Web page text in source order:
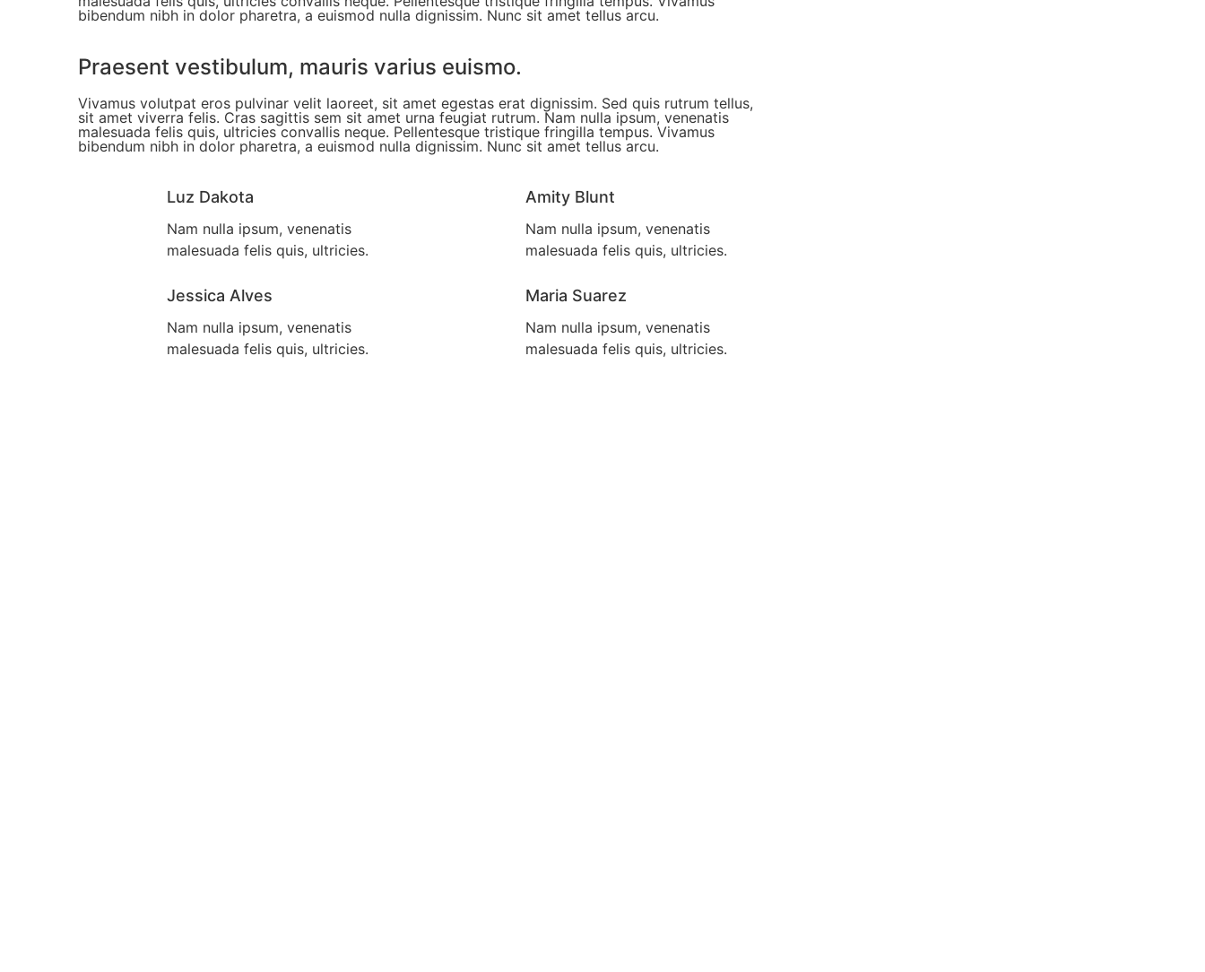
bibendum nibh in dolor pharetra, a euismod nulla dignissim. Nunc sit amet tellus arcu.
Praesent vestibulum, mauris varius euismo.
Vivamus volutpat eros pulvinar velit laoreet, sit amet egestas erat dignissim. Sed quis rutrum tellus,
sit amet viverra felis. Cras sagittis sem sit amet urna feugiat rutrum. Nam nulla ipsum, venenatis
malesuada felis quis, ultricies convallis neque. Pellentesque tristique fringilla tempus. Vivamus
bibendum nibh in dolor pharetra, a euismod nulla dignissim. Nunc sit amet tellus arcu.
Luz Dakota
Nam nulla ipsum, venenatis
malesuada felis quis, ultricies.
Jessica Alves
Nam nulla ipsum, venenatis
malesuada felis quis, ultricies.
Amity Blunt
Nam nulla ipsum, venenatis
malesuada felis quis, ultricies.
Maria Suarez
Nam nulla ipsum, venenatis
malesuada felis quis, ultricies.